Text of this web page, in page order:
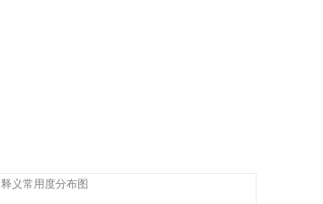
释义常用度分布图